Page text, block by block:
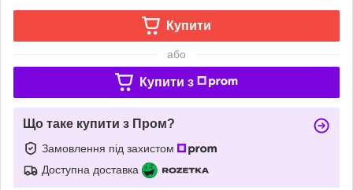
Купити
або
Купити з
Що таке купити з Пром?
Замовлення під захистом
Доступна доставка